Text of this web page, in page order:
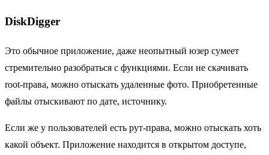
DiskDigger
Это обычное приложение, даже неопытный юзер сумеет
стремительно разобраться с функциями. Если не скачивать
root-права, можно отыскать удаленные фото. Приобретенные
файлы отыскивают по дате, источнику.
Если же у пользователей есть рут-права, можно отыскать хоть
какой объект. Приложение находится в открытом доступе,